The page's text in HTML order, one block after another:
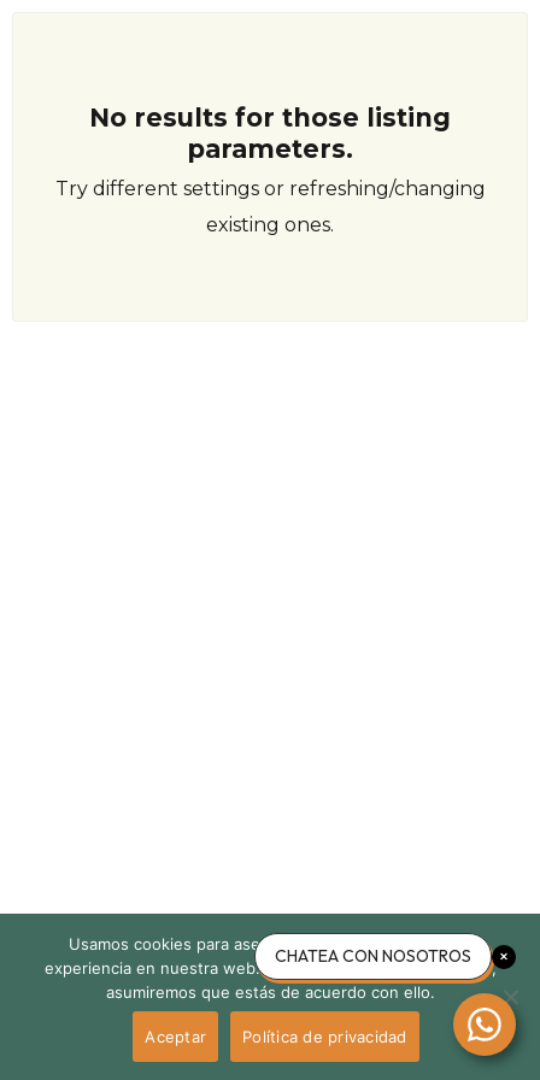
No results for those listing
parameters.
Try different settings or refreshing/changing
existing ones.
CHATEA CON NOSOTROS
Usamos cookies para asegurar que te damos la mejor
experiencia en nuestra web. Si continúas usando este sitio,
asumiremos que estás de acuerdo con ello.
Aceptar Política de privacidad